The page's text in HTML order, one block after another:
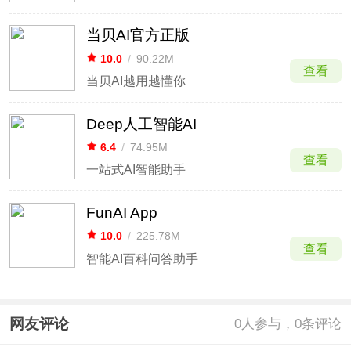
当贝AI官方正版
10.0 / 90.22M
当贝AI越用越懂你
查看
Deep人工智能AI
6.4 / 74.95M
一站式AI智能助手
查看
FunAI App
10.0 / 225.78M
智能AI百科问答助手
查看
网友评论 0 人参与，0条评论